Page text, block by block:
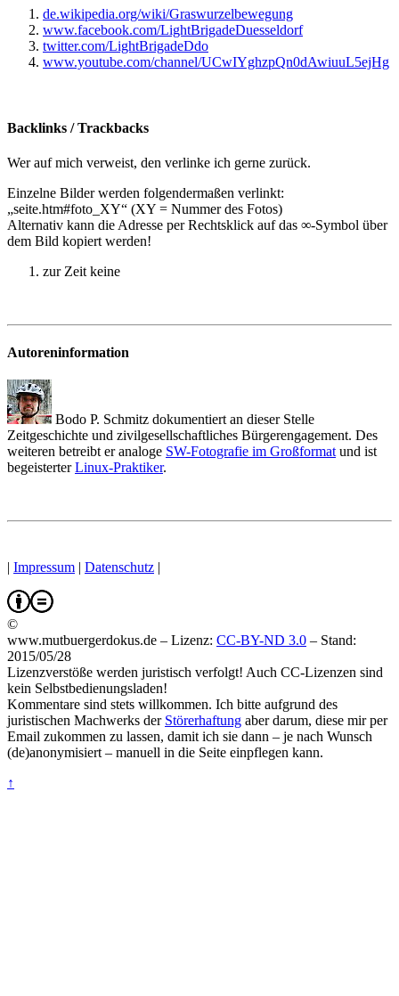
de.wikipedia.org/wiki/Graswurzelbewegung
www.facebook.com/LightBrigadeDuesseldorf
twitter.com/LightBrigadeDdo
www.youtube.com/channel/UCwIYghzpQn0dAwiuuL5ejHg
Backlinks / Trackbacks
Wer auf mich verweist, den verlinke ich gerne zurück.
Einzelne Bilder werden folgendermaßen verlinkt:
„seite.htm#foto_XY“ (XY = Nummer des Fotos)
Alternativ kann die Adresse per Rechtsklick auf das ∞-Symbol über
dem Bild kopiert werden!
zur Zeit keine
Autoreninformation
Bodo P. Schmitz dokumentiert an dieser Stelle
Zeitgeschichte und zivilgesellschaftliches Bürgerengagement. Des
weiteren betreibt er analoge SW-Fotografie im Großformatund ist
begeisterterLinux-Praktiker.
| Impressum | Datenschutz |
©
www.mutbuergerdokus.de – Lizenz: CC-BY-ND 3.0 – Stand:
2015/05/28
Lizenzverstöße werden juristisch verfolgt! Auch CC-Lizenzen sind
kein Selbstbedienungsladen!
Kommentare sind stets willkommen. Ich bitte aufgrund des
juristischen Machwerks der Störerhaftung aber darum, diese mir per
Email zukommen zu lassen, damit ich sie dann – je nach Wunsch
(de)anonymisiert – manuell in die Seite einpflegen kann.
↑